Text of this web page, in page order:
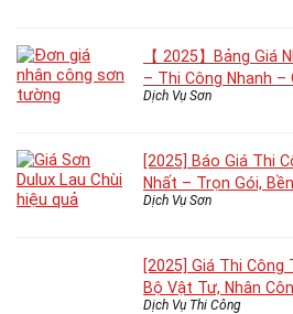
【 2025】Bảng Giá
– Thi Công Nhanh –
Dịch Vụ Sơn
[2025] Báo Giá Thi
Nhất – Trọn Gói,
Dịch Vụ Sơn
[2025] Giá Thi Công
Bộ Vật Tư, Nhân
Dịch Vụ Thi Công